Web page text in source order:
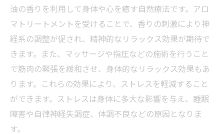
油の香りを利用して身体や心を癒す自然療法です。アロ
マトリートメントを受けることで、香りの刺激により神
経系の調整が促され、精神的なリラックス効果が期待で
きます。また、マッサージや指圧などの施術を行うこと
で筋肉の緊張を緩和させ、身体的なリラックス効果もあ
ります。これらの効果により、ストレスを軽減すること
ができます。ストレスは身体に多大な影響を与え、睡眠
障害や自律神経失調症、体調不良などの原因となりま
す。